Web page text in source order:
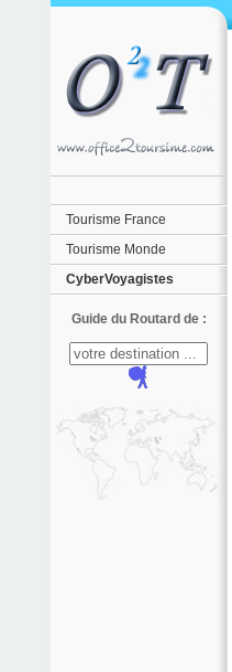
Tourisme France
Tourisme Monde
CyberVoyagistes
Guide du Routard de :